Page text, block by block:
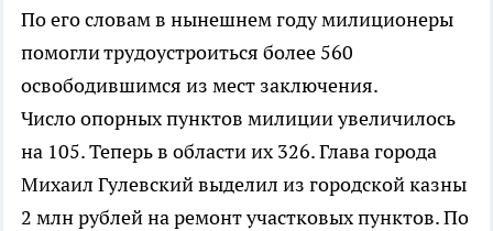
По его словам в нынешнем году милиционеры
помогли трудоустроиться более 560
освободившимся из мест заключения.
Число опорных пунктов милиции увеличилось
на 105. Теперь в области их 326. Глава города
Михаил Гулевский выделил из городской казны
2 млн рублей на ремонт участковых пунктов. По